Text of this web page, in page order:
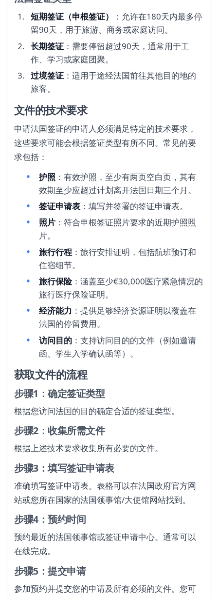
短期签证（申根签证）
：允许在180天内最多停
留90天，用于旅游、商务或家庭访问。
长期签证 ：需要停留超过90天，通常用于工
作、学习或家庭团聚。
过境签证 ：适用于途经法国前往其他目的地的
旅客。
文件的技术要求
申请法国签证的申请人必须满足特定的技术要求，
这些要求可能会根据签证类型有所不同。常见的要
求包括：
护照 ：有效护照，至少有两页空白页，其有
效期至少应超过计划离开法国日期三个月。
签证申请表 ：填写并签署的签证申请表。
照片 ：符合申根签证照片要求的近期护照照
片。
旅行行程 ：旅行安排证明，包括航班预订和
住宿细节。
旅行保险：涵盖至少€30,000医疗紧急情况的
旅行医疗保险证明。
经济能力 ：提供足够经济资源证明以覆盖在
法国的停留费用。
访问目的 ：支持访问目的的文件（例如邀请
函、学生入学确认函等）。
获取文件的流程
步骤1：确定签证类型
根据您访问法国的目的确定合适的签证类型。
步骤2：收集所需文件
根据上述技术要求收集所有必要的文件。
步骤3：填写签证申请表
准确填写签证申请表。表格可以在法国政府官方网
站或您所在国家的法国领事馆/大使馆网站找到。
步骤4：预约时间
预约最近的法国领事馆或签证申请中心。通常可以
在线完成。
步骤5：提交申请
参加预约并提交您的申请及所有必须的文件。您可